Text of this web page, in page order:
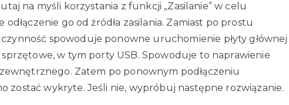
na myśli korzystania z funkcji „Zasilanie” w celu
go od źródła zasilania. Zamiast po prostu
spowoduje ponowne uruchomienie płyty głównej
w tym porty USB. Spowoduje to naprawienie
Zatem po ponownym podłączeniu
zostać wykryte. Jeśli nie, wypróbuj następne rozwiązanie.